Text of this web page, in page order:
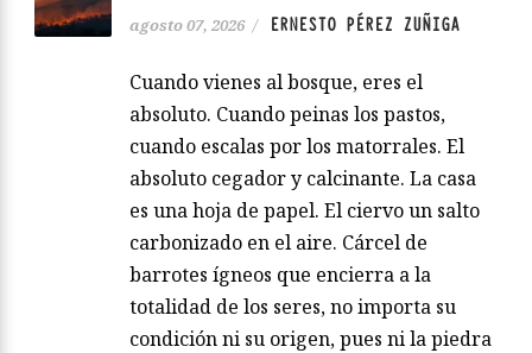
agosto 07, 2026 / ERNESTO PÉREZ ZUÑIGA
Cuando vienes al bosque, eres el
absoluto. Cuando peinas los pastos,
cuando escalas por los matorrales. El
absoluto cegador y calcinante. La casa
es una hoja de papel. El ciervo un salto
carbonizado en el aire. Cárcel de
barrotes ígneos que encierra a la
totalidad de los seres, no importa su
condición ni su origen, pues ni la piedra